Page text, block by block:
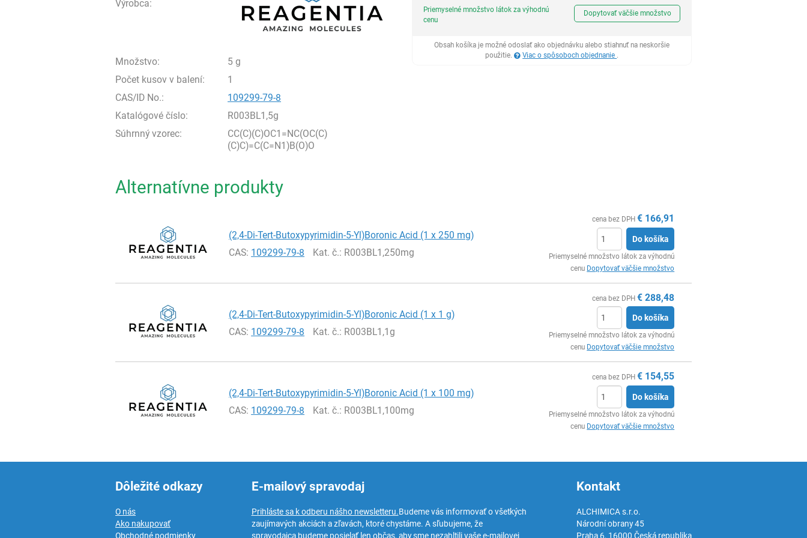
Výrobca:
Množstvo:
5 g
Počet kusov v balení:
1
CAS/ID No.:
109299-79-8
Katalógové číslo:
R003BL1,5g
Súhrnný vzorec:
CC(C)(C)OC1=NC(OC(C)
(C)C)=C(C=N1)B(O)O
Ks
Priemyselné množstvo látok za výhodnú
cenu
Dopytovať väčšie množstvo
Obsah košíka je možné odoslať ako objednávku alebo stiahnuť na neskoršie
použitie.
Viac o spôsoboch objednanie .
Alternatívne produkty
(2,4-Di-Tert-Butoxypyrimidin-5-Yl)Boronic Acid (1 x 250 mg)
CAS: 109299-79-8 Kat. č.: R003BL1,250mg
cena bez DPH € 166,91
Do košíka
Priemyselné množstvo látok za výhodnú
cenu Dopytovať väčšie množstvo
(2,4-Di-Tert-Butoxypyrimidin-5-Yl)Boronic Acid (1 x 1 g)
CAS: 109299-79-8 Kat. č.: R003BL1,1g
cena bez DPH € 288,48
Do košíka
Priemyselné množstvo látok za výhodnú
cenu Dopytovať väčšie množstvo
(2,4-Di-Tert-Butoxypyrimidin-5-Yl)Boronic Acid (1 x 100 mg)
CAS: 109299-79-8 Kat. č.: R003BL1,100mg
cena bez DPH € 154,55
Do košíka
Priemyselné množstvo látok za výhodnú
cenu Dopytovať väčšie množstvo
Dôležité odkazy
O nás
Ako nakupovať
Obchodné podmienky
E-mailový spravodaj
Prihláste sa k odberu nášho newsletteru.Budeme vás informovať o všetkých
zaujímavých akciách a zľavách, ktoré chystáme. A sľubujeme, že
spravodajca budeme posielať len občas, aby sme nezahltili vaše e-mailovej
Kontakt
ALCHIMICA s.r.o.
Národní obrany 45
Praha 6, 16000 Česká republika